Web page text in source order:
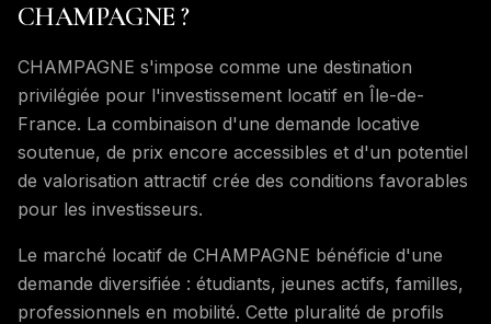
CHAMPAGNE ?
CHAMPAGNE s'impose comme une destination
privilégiée pour l'investissement locatif en Île-de-
France. La combinaison d'une demande locative
soutenue, de prix encore accessibles et d'un potentiel
de valorisation attractif crée des conditions favorables
pour les investisseurs.
Le marché locatif de CHAMPAGNE bénéficie d'une
demande diversifiée : étudiants, jeunes actifs, familles,
professionnels en mobilité. Cette pluralité de profils